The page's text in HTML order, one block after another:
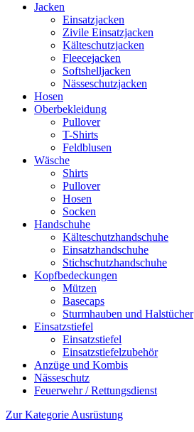
Jacken
Einsatzjacken
Zivile Einsatzjacken
Kälteschutzjacken
Fleecejacken
Softshelljacken
Nässeschutzjacken
Hosen
Oberbekleidung
Pullover
T-Shirts
Feldblusen
Wäsche
Shirts
Pullover
Hosen
Socken
Handschuhe
Kälteschutzhandschuhe
Einsatzhandschuhe
Stichschutzhandschuhe
Kopfbedeckungen
Mützen
Basecaps
Sturmhauben und Halstücher
Einsatzstiefel
Einsatzstiefel
Einsatzstiefelzubehör
Anzüge und Kombis
Nässeschutz
Feuerwehr / Rettungsdienst
Zur Kategorie Ausrüstung